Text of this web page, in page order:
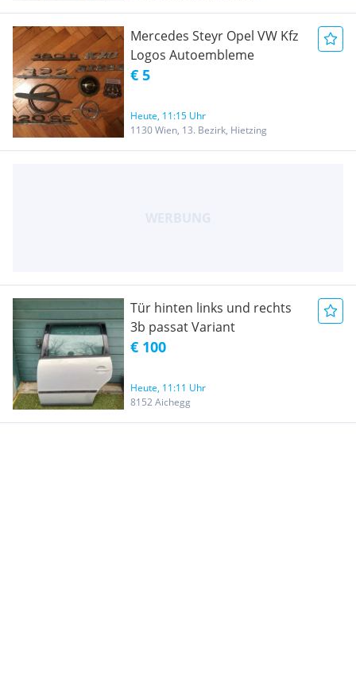
Mercedes Steyr Opel VW Kfz
Logos Autoembleme
€ 5
Heute, 11:15 Uhr
1130 Wien, 13. Bezirk, Hietzing
Tür hinten links und rechts
3b passat Variant
€ 100
Heute, 11:11 Uhr
8152 Aichegg